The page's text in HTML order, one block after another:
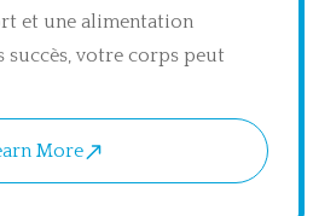
et une alimentation
succès, votre corps peut
More